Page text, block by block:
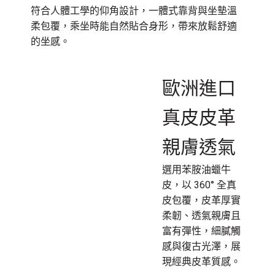
符合人體工學的仰角設計，一體式靠背與坐墊溫
柔包覆，乘坐時能自然貼合身形，帶來放鬆舒適
的坐感。
歐洲進口
真皮皮革
親膚透氣
選用苯胺油蠟牛
皮，以 360° 全真
皮包覆，皮革厚實
柔韌、透氣親膚且
富有彈性，細膩觸
感與復古光澤，展
現經典皮革質感。